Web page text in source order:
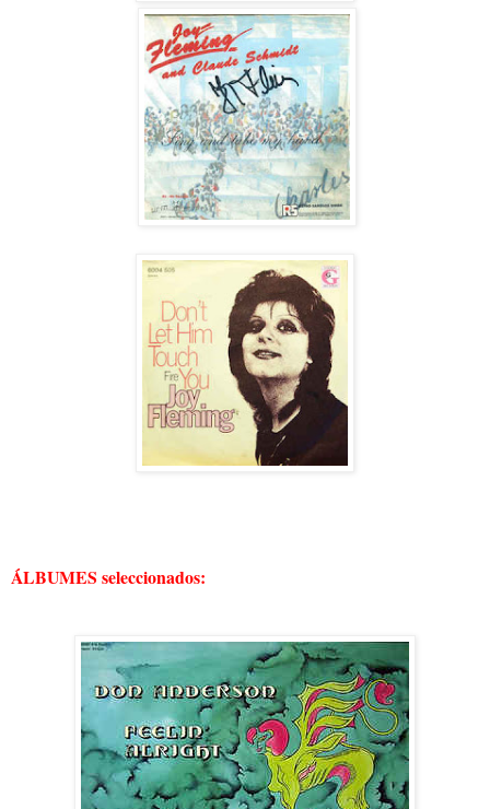
ÁLBUMES seleccionados: